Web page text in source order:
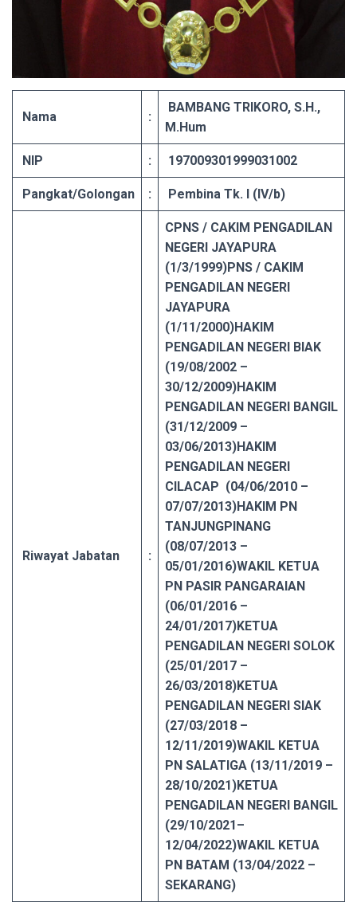
Nama :
BAMBANG TRIKORO, S.H.,
M.Hum
NIP : 197009301999031002
Pangkat/Golongan : Pembina Tk. I (IV/b)
Riwayat Jabatan :
CPNS / CAKIM PENGADILAN
NEGERI JAYAPURA
(1/3/1999)PNS / CAKIM
PENGADILAN NEGERI
JAYAPURA
(1/11/2000)HAKIM
PENGADILAN NEGERI BIAK
(19/08/2002 –
30/12/2009)HAKIM
PENGADILAN NEGERI BANGIL
(31/12/2009 –
03/06/2013)HAKIM
PENGADILAN NEGERI
CILACAP (04/06/2010 –
07/07/2013)HAKIM PN
TANJUNGPINANG
(08/07/2013 –
05/01/2016)WAKIL KETUA
PN PASIR PANGARAIAN
(06/01/2016 –
24/01/2017)KETUA
PENGADILAN NEGERI SOLOK
(25/01/2017 –
26/03/2018)KETUA
PENGADILAN NEGERI SIAK
(27/03/2018 –
12/11/2019)WAKIL KETUA
PN SALATIGA (13/11/2019 –
28/10/2021)KETUA
PENGADILAN NEGERI BANGIL
(29/10/2021–
12/04/2022)WAKIL KETUA
PN BATAM (13/04/2022 –
SEKARANG)